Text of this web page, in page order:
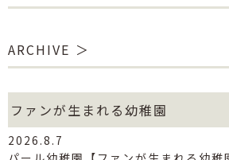
ARCHIVE
ファンが生まれる幼稚園
2026.8.7